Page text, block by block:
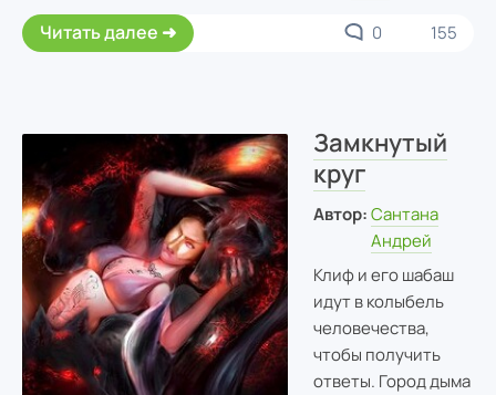
Читать далее 0 155
Замкнутый
круг
Автор: Сантана
Андрей
Клиф и его шабаш
идут в колыбель
человечества,
чтобы получить
ответы. Город дыма